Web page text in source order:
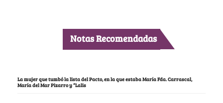
Notas Recomendadas
La mujer que tumbó la lista del Pacto, en la que estaba María Fda. Carrascal,
María del Mar Pizarro y “Lalis